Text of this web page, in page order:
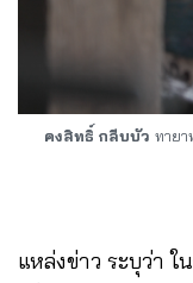
คงสิทธิ์ กลีบบัว ทายา
แหล่งข่าว ระบุว่า